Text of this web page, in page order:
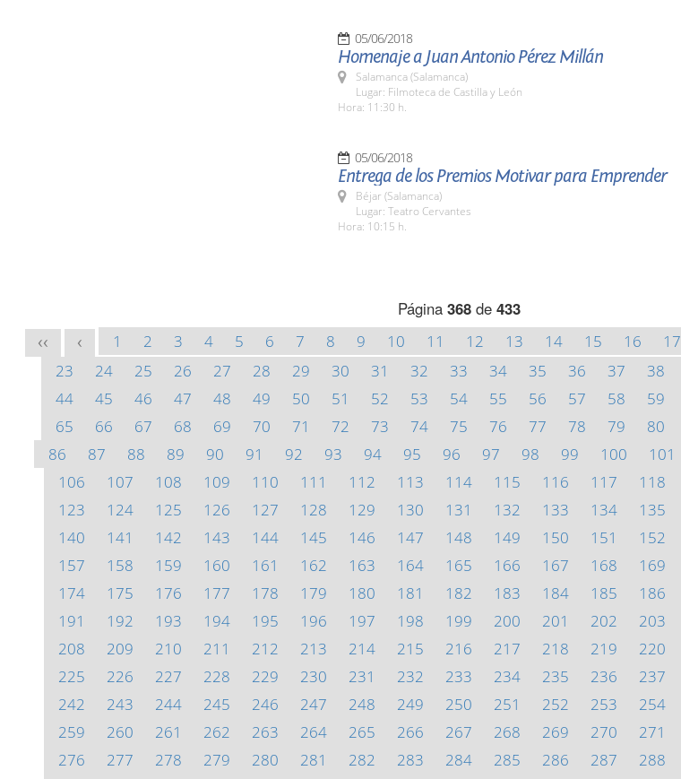
05/06/2018
Homenaje a Juan Antonio Pérez Millán
Salamanca (Salamanca)
Lugar: Filmoteca de Castilla y León
Hora: 11:30 h.
05/06/2018
Entrega de los Premios Motivar para Emprender
Béjar (Salamanca)
Lugar: Teatro Cervantes
Hora: 10:15 h.
Página 368de 433
<< < 1 2 3 4 5 6 7 8 9 10 11 12 13 14 15 16 17
23
24 25 26 27 28 29 30 31 32 33 34 35 36 37 38
44
45 46 47 48 49 50 51 52 53 54 55 56 57 58 59
65
66 67 68 69 70 71 72 73 74 75 76 77 78 79 80
86
87 88 89 90 91 92 93 94 95 96 97 98 99 100 101
106
107 108 109 110 111 112 113 114 115 116 117 118
123
124 125 126 127 128 129 130 131 132 133 134 135
140
141 142 143 144 145 146 147 148 149 150 151 152
157
158 159 160 161 162 163 164 165 166 167 168 169
174
175 176 177 178 179 180 181 182 183 184 185 186
191
192 193 194 195 196 197 198 199 200 201 202 203
208
209 210 211 212 213 214 215 216 217 218 219 220
225
226 227 228 229 230 231 232 233 234 235 236 237
242
243 244 245 246 247 248 249 250 251 252 253 254
259
260 261 262 263 264 265 266 267 268 269 270 271
276
277 278 279 280 281 282 283 284 285 286 287 288